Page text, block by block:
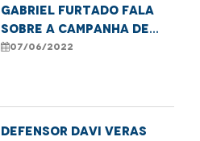
Gabriel Furtado fala
sobre a Campanha de
Conscientização da
07/06/2022
Defensor Davi Veras